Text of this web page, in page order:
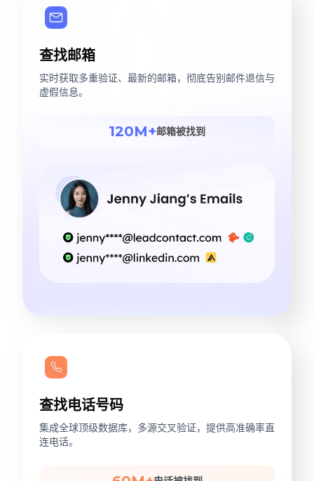
查找邮箱
实时获取多重验证、最新的邮箱，彻底告别邮件退信与
虚假信息。
120M+邮箱被找到
查找电话号码
集成全球顶级数据库，多源交叉验证，提供高准确率直
连电话。